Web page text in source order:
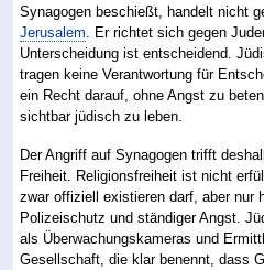
Synagogen beschießt, handelt nicht
Jerusalem . Er richtet sich gegen
Unterscheidung ist entscheidend.
tragen keine Verantwortung für
ein Recht darauf, ohne Angst zu
sichtbar jüdisch zu leben.
Der Angriff auf Synagogen trifft
Freiheit. Religionsfreiheit ist nicht
zwar offiziell existieren darf, aber nur
Polizeischutz und ständiger Angst.
als Überwachungskameras und
Gesellschaft, die klar benennt, dass